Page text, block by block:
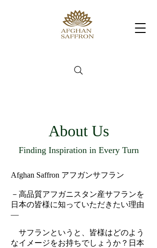
About Us
Finding Inspiration in Every Turn
Afghan Saffron アフガンサフラン
－高品質アフガニスタン産サフランを
日本の皆様に知っていただきたい理由
―
サフランというと、皆様はどのよう
なイメージをお持ちでしょうか？日本